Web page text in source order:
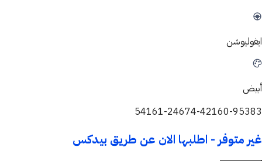
ايفوليوشن
أبيض
54161-24674-42160-95383
غير متوفر - اطلبها الان عن طريق بيدكس